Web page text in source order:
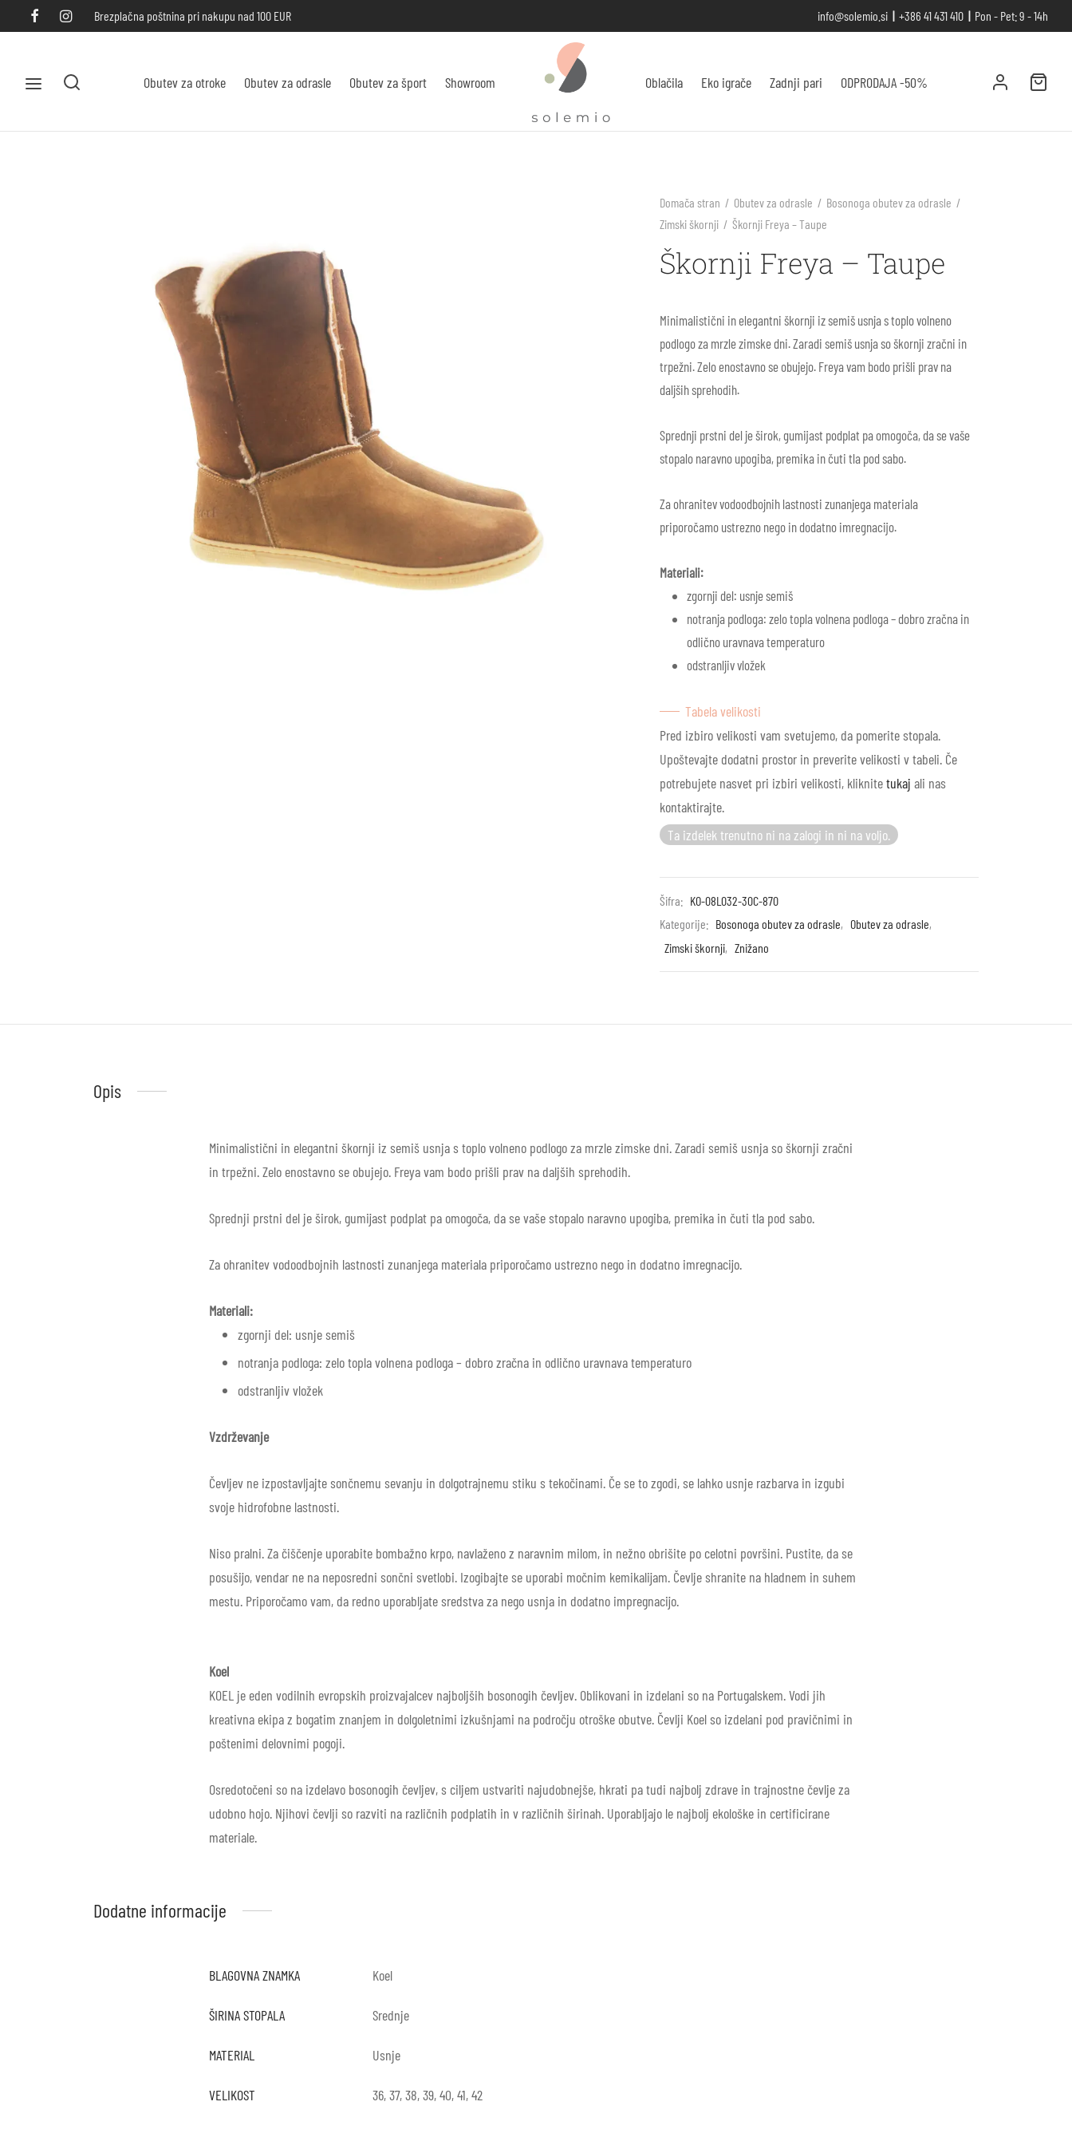
Brezplačna poštnina pri nakupu nad 100 EUR info@solemio.si | +386 41 431 410 |Pon - Pet: 9 - 14h
Obutev za otroke Obutev za odrasle Obutev za šport Showroom Oblačila Eko igrače Zadnji pari ODPRODAJA -50%
Domača stran / Obutev za odrasle / Bosonoga obutev za odrasle /
Zimski škornji / Škornji Freya – Taupe
Škornji Freya – Taupe
Minimalistični in elegantni škornji iz semiš usnja s toplo volneno
podlogo za mrzle zimske dni. Zaradi semiš usnja so škornji zračni in
trpežni. Zelo enostavno se obujejo. Freya vam bodo prišli prav na
daljših sprehodih.
Sprednji prstni del je širok, gumijast podplat pa omogoča, da se vaše
stopalo naravno upogiba, premika in čuti tla pod sabo.
Za ohranitev vodoodbojnih lastnosti zunanjega materiala
priporočamo ustrezno nego in dodatno imregnacijo.
Materiali:
zgornji del: usnje semiš
notranja podloga: zelo topla volnena podloga – dobro zračna in
odlično uravnava temperaturo
odstranljiv vložek
Tabela velikosti
Pred izbiro velikosti vam svetujemo, da pomerite stopala.
Upoštevajte dodatni prostor in preverite velikosti v tabeli. Če
potrebujete nasvet pri izbiri velikosti, kliknitetukaj ali nas
kontaktirajte.
Ta izdelek trenutno ni na zalogi in ni na voljo.
Šifra: KO-08L032-30C-870
Kategorije: Bosonoga obutev za odrasle, Obutev za odrasle,
Zimski škornji, Znižano
Opis
Minimalistični in elegantni škornji iz semiš usnja s toplo volneno podlogo za mrzle zimske dni. Zaradi semiš usnja so škornji zračni
in trpežni. Zelo enostavno se obujejo. Freya vam bodo prišli prav na daljših sprehodih.
Sprednji prstni del je širok, gumijast podplat pa omogoča, da se vaše stopalo naravno upogiba, premika in čuti tla pod sabo.
Za ohranitev vodoodbojnih lastnosti zunanjega materiala priporočamo ustrezno nego in dodatno imregnacijo.
Materiali:
zgornji del: usnje semiš
notranja podloga: zelo topla volnena podloga – dobro zračna in odlično uravnava temperaturo
odstranljiv vložek
Vzdrževanje
Čevljev ne izpostavljajte sončnemu sevanju in dolgotrajnemu stiku s tekočinami. Če se to zgodi, se lahko usnje razbarva in izgubi
svoje hidrofobne lastnosti.
Niso pralni. Za čiščenje uporabite bombažno krpo, navlaženo z naravnim milom, in nežno obrišite po celotni površini. Pustite, da se
posušijo, vendar ne na neposredni sončni svetlobi. Izogibajte se uporabi močnim kemikalijam. Čevlje shranite na hladnem in suhem
mestu. Priporočamo vam, da redno uporabljate sredstva za nego usnja in dodatno impregnacijo.
Koel
KOEL je eden vodilnih evropskih proizvajalcev najboljših bosonogih čevljev. Oblikovani in izdelani so na Portugalskem. Vodi jih
kreativna ekipa z bogatim znanjem in dolgoletnimi izkušnjami na področju otroške obutve. Čevlji Koel so izdelani pod pravičnimi in
poštenimi delovnimi pogoji.
Osredotočeni so na izdelavo bosonogih čevljev, s ciljem ustvariti najudobnejše, hkrati pa tudi najbolj zdrave in trajnostne čevlje za
udobno hojo. Njihovi čevlji so razviti na različnih podplatih in v različnih širinah. Uporabljajo le najbolj ekološke in certificirane
materiale.
Dodatne informacije
BLAGOVNA ZNAMKA Koel
ŠIRINA STOPALA Srednje
MATERIAL Usnje
VELIKOST 36, 37, 38, 39, 40, 41, 42